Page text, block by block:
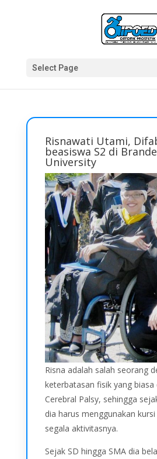
Select Page
Risnawati Utami,
beasiswa S2 di
University
Risna adalah salah seorang
keterbatasan fisik yang biasa
Cerebral Palsy, sehingga
dia harus menggunakan
segala aktivitasnya.
Sejak SD hingga SMA dia